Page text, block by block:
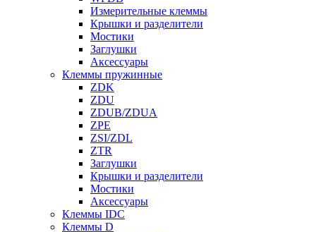
Измерительные клеммы
Крышки и разделители
Мостики
Заглушки
Аксессуары
Клеммы пружинные
ZDK
ZDU
ZDUB/ZDUA
ZPE
ZSI/ZDL
ZTR
Заглушки
Крышки и разделители
Мостики
Аксессуары
Клеммы IDC
Клеммы D